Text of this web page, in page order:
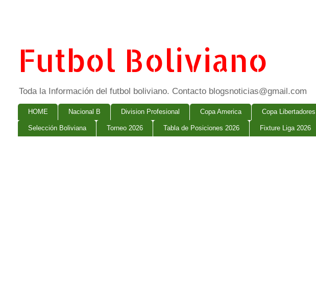
Futbol Boliviano
Toda la Información del futbol boliviano. Contacto blogsnoticias@gmail.com
HOME Nacional B Division Profesional Copa America Copa Libertadores
Selección Boliviana Torneo 2026 Tabla de Posiciones 2026 Fixture Liga 2026